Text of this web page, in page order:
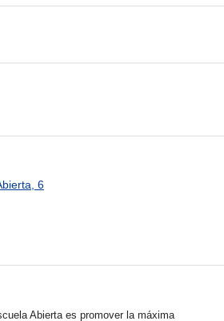
6
Abierta es promover la máxima